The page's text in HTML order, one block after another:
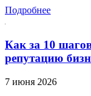
Подробнее
Как за 10
репутацию
7 июня 2026